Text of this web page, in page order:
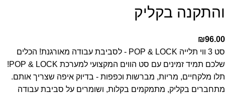
והתקנה בקליק
₪96.00
סט 3 ווי תלייה POP & LOCK - לסביבת עבודה מאורגנת!
הכלים
שלכם תמיד זמינים עם סט הווים המקצועי למערכת POP & LOCK!
תלו מלקחיים, מריות, מברשות וכפפות - בדיוק איפה שצריך אותם.
מתחברים בקליק, מתמקמים בקלות, ושומרים על סביבת עבודה